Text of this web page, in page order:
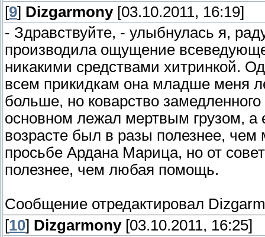
[9] Dizgarmony[03.10.2011, 16:19]
- Здравствуйте, - улыбнулась я,
производила ощущение
никакими средствами хитринкой.
всем прикидкам она младше меня
больше, но коварство
основном лежал мертвым грузом, а
возрасте был в разы полезнее,
просьбе Ардана Марица, но от
полезнее, чем любая помощь.
Сообщение отредактировал
[10] Dizgarmony[03.10.2011, 16:25]